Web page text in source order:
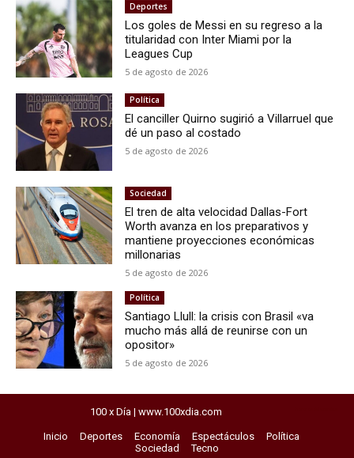
Deportes
Los goles de Messi en su regreso a la
titularidad con Inter Miami por la
Leagues Cup
5 de agosto de 2026
Política
El canciller Quirno sugirió a Villarruel que
dé un paso al costado
5 de agosto de 2026
Sociedad
El tren de alta velocidad Dallas-Fort
Worth avanza en los preparativos y
mantiene proyecciones económicas
millonarias
5 de agosto de 2026
Política
Santiago Llull: la crisis con Brasil «va
mucho más allá de reunirse con un
opositor»
5 de agosto de 2026
100 x Día | www.100xdia.com
Inicio Deportes Economía Espectáculos
Política
Sociedad
Tecno